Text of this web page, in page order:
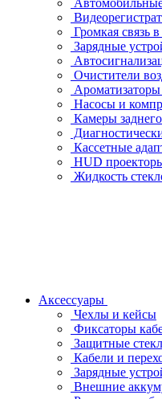
Громкая связь в
Зарядные
Очистители
Ароматизаторы
Насосы и
Камеры
Кассетные
HUD
Жидкость
Аксессуары
Чехлы и кейсы
Фиксаторы
Защитные
Кабели и
Зарядные
Внешние